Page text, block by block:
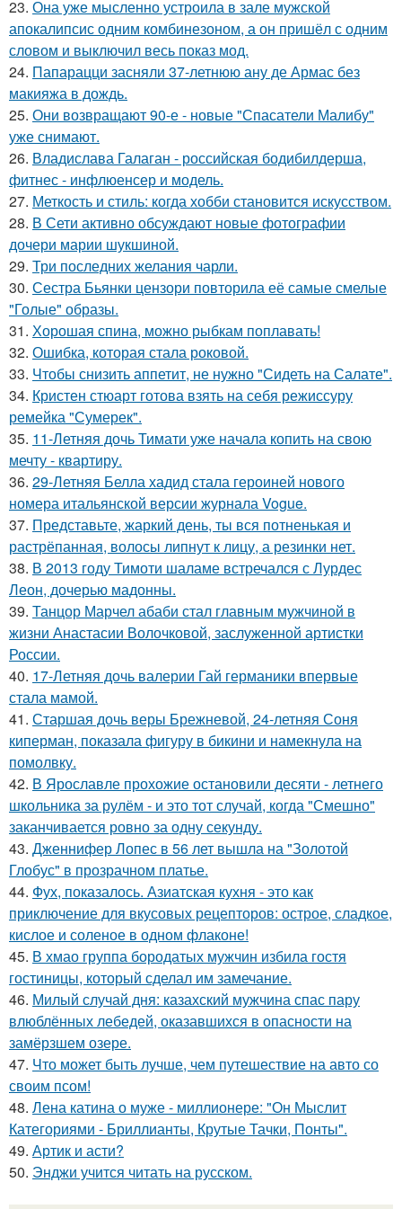
23. Она уже мысленно устроила в зале мужской
апокалипсис одним комбинезоном, а он пришёл с одним
словом и выключил весь показ мод.
24. Папарацци засняли 37-летнюю ану де Армас без
макияжа в дождь.
25. Они возвращают 90-е - новые "Спасатели Малибу"
уже снимают.
26. Владислава Галаган - российская бодибилдерша,
фитнес - инфлюенсер и модель.
27. Меткость и стиль: когда хобби становится искусством.
28. В Сети активно обсуждают новые фотографии
дочери марии шукшиной.
29. Три последних желания чарли.
30. Сестра Бьянки цензори повторила её самые смелые
"Голые" образы.
31. Хорошая спина, можно рыбкам поплавать!
32. Ошибка, которая стала роковой.
33. Чтобы снизить аппетит, не нужно "Сидеть на Салате".
34. Кристен стюарт готова взять на себя режиссуру
ремейка "Сумерек".
35. 11-Летняя дочь Тимати уже начала копить на свою
мечту - квартиру.
36. 29-Летняя Белла хадид стала героиней нового
номера итальянской версии журнала Vogue.
37. Представьте, жаркий день, ты вся потненькая и
растрёпанная, волосы липнут к лицу, а резинки нет.
38. В 2013 году Тимоти шаламе встречался с Лурдес
Леон, дочерью мадонны.
39. Танцор Марчел абаби стал главным мужчиной в
жизни Анастасии Волочковой, заслуженной артистки
России.
40. 17-Летняя дочь валерии Гай германики впервые
стала мамой.
41. Старшая дочь веры Брежневой, 24-летняя Соня
киперман, показала фигуру в бикини и намекнула на
помолвку.
42. В Ярославле прохожие остановили десяти - летнего
школьника за рулём - и это тот случай, когда "Смешно"
заканчивается ровно за одну секунду.
43. Дженнифер Лопес в 56 лет вышла на "Золотой
Глобус" в прозрачном платье.
44. Фух, показалось. Азиатская кухня - это как
приключение для вкусовых рецепторов: острое, сладкое,
кислое и соленое в одном флаконе!
45. В хмао группа бородатых мужчин избила гостя
гостиницы, который сделал им замечание.
46. Милый случай дня: казахский мужчина спас пару
влюблённых лебедей, оказавшихся в опасности на
замёрзшем озере.
47. Что может быть лучше, чем путешествие на авто со
своим псом!
48. Лена катина о муже - миллионере: "Он Мыслит
Категориями - Бриллианты, Крутые Тачки, Понты".
49. Артик и асти?
50. Энджи учится читать на русском.